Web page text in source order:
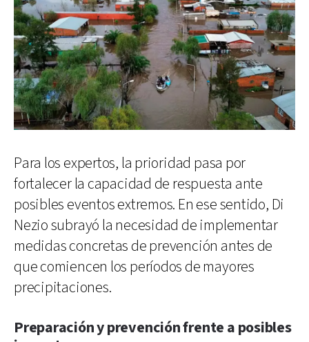
Para los expertos, la prioridad pasa por
fortalecer la capacidad de respuesta ante
posibles eventos extremos. En ese sentido, Di
Nezio subrayó la necesidad de implementar
medidas concretas de prevención antes de
que comiencen los períodos de mayores
precipitaciones.
Preparación y prevención frente a posibles